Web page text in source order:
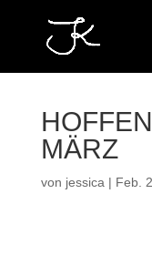
MÄRZ
von jessica | Feb.